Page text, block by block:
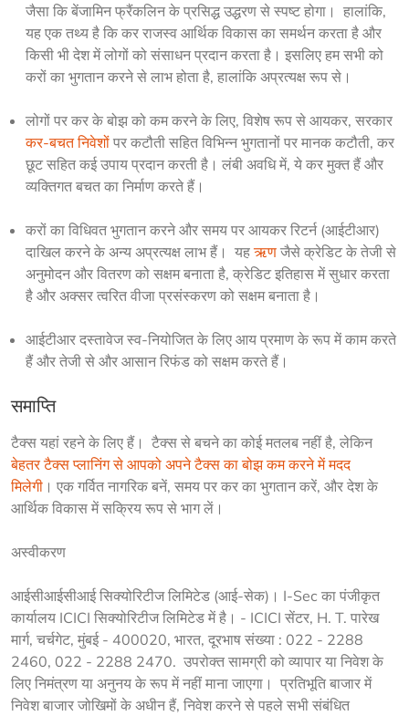
जैसा कि बेंजामिन फ्रैंकलिन के प्रसिद्ध उद्धरण से स्पष्ट होगा। हालांकि,
यह एक तथ्य है कि कर राजस्व आर्थिक विकास का समर्थन करता है और
किसी भी देश में लोगों को संसाधन प्रदान करता है। इसलिए हम सभी को
करों का भुगतान करने से लाभ होता है, हालांकि अप्रत्यक्ष रूप से।
लोगों पर कर के बोझ को कम करने के लिए, विशेष रूप से आयकर, सरकार
कर-बचत निवेशों पर कटौती सहित विभिन्न भुगतानों पर मानक कटौती, कर
छूट सहित कई उपाय प्रदान करती है। लंबी अवधि में, ये कर मुक्त हैं और
व्यक्तिगत बचत का निर्माण करते हैं।
करों का विधिवत भुगतान करने और समय पर आयकर रिटर्न (आईटीआर)
दाखिल करने के अन्य अप्रत्यक्ष लाभ हैं। यहऋण जैसे क्रेडिट के तेजी से
अनुमोदन और वितरण को सक्षम बनाता है, क्रेडिट इतिहास में सुधार करता
है और अक्सर त्वरित वीजा प्रसंस्करण को सक्षम बनाता है।
आईटीआर दस्तावेज स्व-नियोजित के लिए आय प्रमाण के रूप में काम करते
हैं और तेजी से और आसान रिफंड को सक्षम करते हैं।
समाप्ति
टैक्स यहां रहने के लिए हैं।  टैक्स से बचने का कोई मतलब नहीं है, लेकिन
बेहतर टैक्स प्लानिंग से आपको अपने टैक्स का बोझ कम करने में मदद
मिलेगी । एक गर्वित नागरिक बनें, समय पर कर का भुगतान करें, और देश के
आर्थिक विकास में सक्रिय रूप से भाग लें।
अस्वीकरण
आईसीआईसीआई सिक्योरिटीज लिमिटेड (आई-सेक)। I-Sec का पंजीकृत
कार्यालय ICICI सिक्योरिटीज लिमिटेड में है। - ICICI सेंटर, H. T. पारेख
मार्ग, चर्चगेट, मुंबई - 400020, भारत, दूरभाष संख्या : 022 - 2288
2460, 022 - 2288 2470.  उपरोक्त सामग्री को व्यापार या निवेश के
लिए निमंत्रण या अनुनय के रूप में नहीं माना जाएगा।  प्रतिभूति बाजार में
निवेश बाजार जोखिमों के अधीन हैं, निवेश करने से पहले सभी संबंधित